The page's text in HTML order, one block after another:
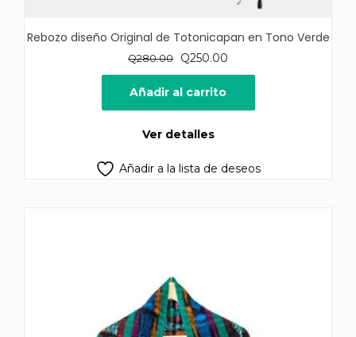
Rebozo diseño Original de Totonicapan en Tono Verde
Q280.00
El
precio
original
era:
Q250.00
precio
es:
Añadir al carrito
Ver detalles
Añadir a la lista de deseos